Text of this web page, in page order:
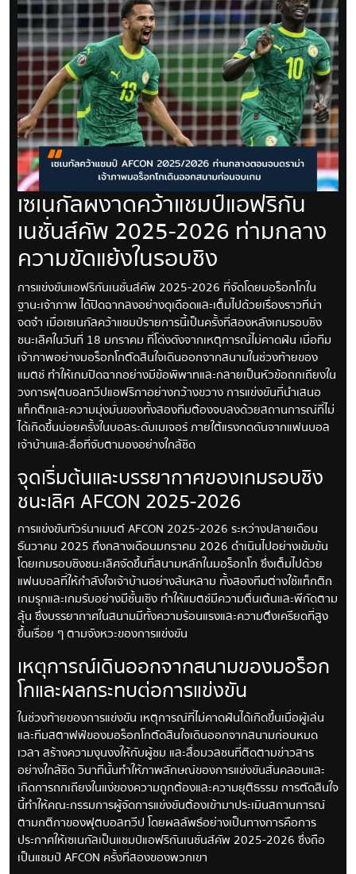
เซเนกัลผงาดคว้าแชมป์แอฟริกัน
เนชั่นส์คัพ 2025-2026 ท่ามกลาง
ความขัดแย้งในรอบชิง
การแข่งขันแอฟริกันเนชั่นส์คัพ 2025-2026 ที่จัดโดยมอร็อกโกใน
ฐานะเจ้าภาพ ได้ปิดฉากลงอย่างดุเดือดและเต็มไปด้วยเรื่องราวที่น่า
จดจำ เมื่อเซเนกัลคว้าแชมป์รายการนี้เป็นครั้งที่สองหลังเกมรอบชิง
ชนะเลิศในวันที่ 18 มกราคม ที่โด่งดังจากเหตุการณ์ไม่คาดฝัน เมื่อทีม
เจ้าภาพอย่างมอร็อกโกตัดสินใจเดินออกจากสนามในช่วงท้ายของ
แมตช์ ทำให้เกมปิดฉากอย่างมีข้อพิพาทและกลายเป็นหัวข้อถกเถียงใน
วงการฟุตบอลทวีปแอฟริกาอย่างกว้างขวาง การแข่งขันที่นำเสนอ
แท็กติกและความมุ่งมั่นของทั้งสองทีมต้องจบลงด้วยสถานการณ์ที่ไม่
ได้เกิดขึ้นบ่อยครั้งในบอลระดับเมเจอร์ ภายใต้แรงกดดันจากแฟนบอล
เจ้าบ้านและสื่อที่จับตามองอย่างใกล้ชิด
จุดเริ่มต้นและบรรยากาศของเกมรอบชิง
ชนะเลิศ AFCON 2025-2026
การแข่งขันทัวร์นาเมนต์ AFCON 2025-2026 ระหว่างปลายเดือน
ธันวาคม 2025 ถึงกลางเดือนมกราคม 2026 ดำเนินไปอย่างเข้มข้น
โดยเกมรอบชิงชนะเลิศจัดขึ้นที่สนามหลักในมอร็อกโก ซึ่งเต็มไปด้วย
แฟนบอลที่ให้กำลังใจเจ้าบ้านอย่างล้นหลาม ทั้งสองทีมต่างใช้แท็กติก
เกมรุกและเกมรับอย่างมีชั้นเชิง ทำให้แมตช์มีความตื่นเต้นและพีกัดตาม
ลุ้น ซึ่งบรรยากาศในสนามมีทั้งความร้อนแรงและความตึงเครียดที่สูง
ขึ้นเรื่อย ๆ ตามจังหวะของการแข่งขัน
เหตุการณ์เดินออกจากสนามของมอร็อก
โกและผลกระทบต่อการแข่งขัน
ในช่วงท้ายของการแข่งขัน เหตุการณ์ที่ไม่คาดฝันได้เกิดขึ้นเมื่อผู้เล่น
และทีมสตาฟฟ์ของมอร็อกโกตัดสินใจเดินออกจากสนามก่อนหมด
เวลา สร้างความงุนงงให้กับผู้ชม และสื่อมวลชนที่ติดตามข่าวสาร
อย่างใกล้ชิด วินาทีนั้นทำให้ภาพลักษณ์ของการแข่งขันสั่นคลอนและ
เกิดการถกเถียงในแง่ของความถูกต้องและความยุติธรรม การตัดสินใจ
นี้ทำให้คณะกรรมการผู้จัดการแข่งขันต้องเข้ามาประเมินสถานการณ์
ตามกติกาของฟุตบอลทวีป โดยผลลัพธ์อย่างเป็นทางการคือการ
ประกาศให้เซเนกัลเป็นแชมป์แอฟริกันเนชั่นส์คัพ 2025-2026 ซึ่งถือ
เป็นแชมป์ AFCON ครั้งที่สองของพวกเขา